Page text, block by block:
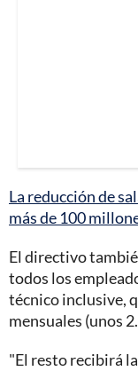
La reducción de
más de 100
El directivo
todos los
técnico inclusive,
mensuales (unos
"El resto recibirá